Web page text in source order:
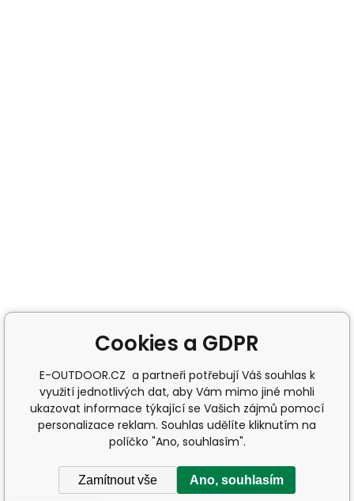
Cookies a GDPR
E-OUTDOOR.CZ a partneři potřebují Váš souhlas k
využití jednotlivých dat, aby Vám mimo jiné mohli
ukazovat informace týkající se Vašich zájmů pomocí
personalizace reklam. Souhlas udělíte kliknutím na
políčko "Ano, souhlasím".
Zamítnout vše Ano, souhlasím